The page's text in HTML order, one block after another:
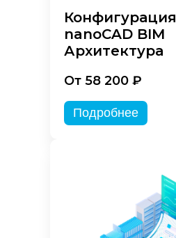
Конфигурация
nanoCAD BIM
Архитектура
От 58 200 ₽
Подробнее